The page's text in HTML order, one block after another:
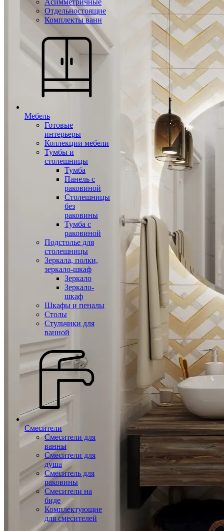
Асимметричные
Отдельностоящие
Комплекты ванн
Мебель
Готовые
интерьеры
Коллекции мебели
Тумбы и
столешницы
Тумба
Панель с
раковиной
Столешницы
без
раковины
Тумба с
раковиной
Подстолье для
столешницы
Зеркала, полки,
зеркало-шкаф
Зеркало
Зеркало-
шкаф
Шкафы и пеналы
Столы
Стульчики для
ванной
Смесители
Смесители для
ванны
Смесители для
душа
Смеситель для
раковины
Смесители на
биде
Комплектующие
для смесителей